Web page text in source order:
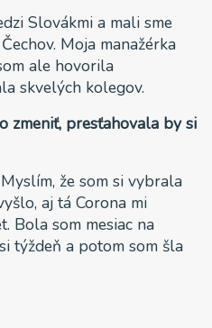
Slovákmi a mali sme
Moja manažérka
ale hovorila
skvelých kolegov.
zmeniť, presťahovala by si
že som si vybrala
aj tá Corona mi
Bola som mesiac na
týždeň a potom som šla